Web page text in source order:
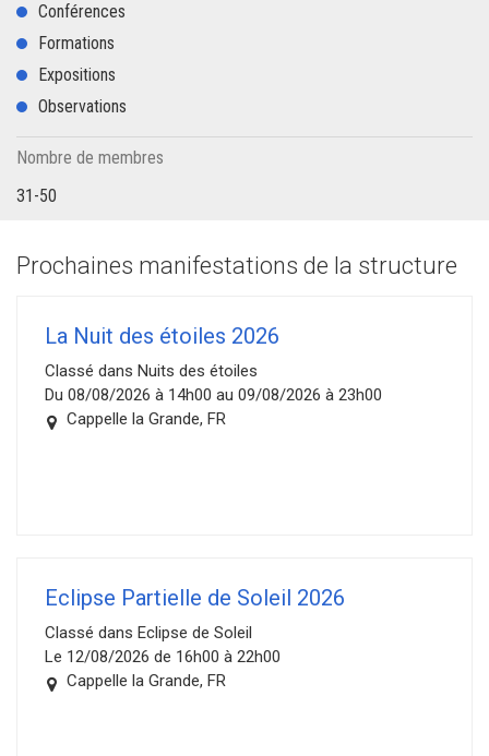
Conférences
Formations
Expositions
Observations
Nombre de membres
31-50
Prochaines manifestations de la structure
La Nuit des étoiles 2026
Classé dans Nuits des étoiles
Du 08/08/2026 à 14h00 au 09/08/2026 à 23h00
Cappelle la Grande, FR
Eclipse Partielle de Soleil 2026
Classé dans Eclipse de Soleil
Le 12/08/2026 de 16h00 à 22h00
Cappelle la Grande, FR